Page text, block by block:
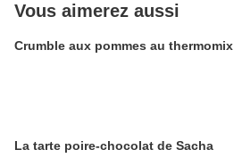
Vous aimerez aussi
Crumble aux pommes au thermomix
La tarte poire-chocolat de Sacha